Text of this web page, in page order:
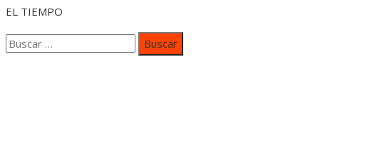
EL TIEMPO
Buscar: